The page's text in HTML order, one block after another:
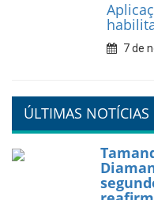
7 de
orla
para